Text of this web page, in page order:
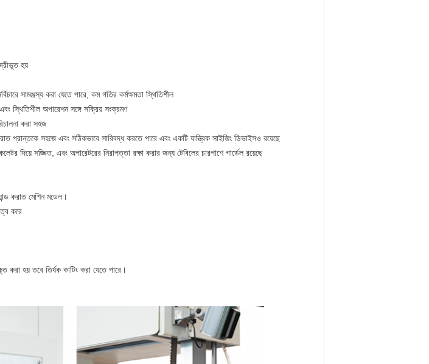
হয়
সামঞ্জস্য করা যেতে পারে, কম গতির কর্মক্ষমতা স্থিতিশীল
স্থিতিশীল অপারেশন সঙ্গে সক্রিয় সংক্রমণ
করা সহজ
প্রান্তকে সহজে এবং সঠিকভাবে সারিবদ্ধ করতে পারে এবং একটি যান্ত্রিক সাইজিং ডিভাইসও রয়েছে
দিয়ে সজ্জিত, এবং অপারেটরের নিরাপত্তা রক্ষা করার জন্য টেবিলের চারপাশে গার্ডেল রয়েছে
করাত মেশিন মডেল।
করে
করা হয় তবে তির্যক কাটিং করা যেতে পারে।